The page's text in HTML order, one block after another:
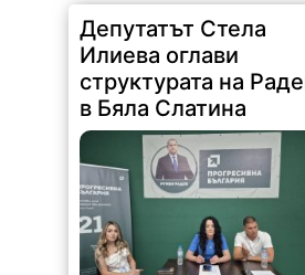
Депутатът Стела
Илиева оглави
структурата на Радев
в Бяла Слатина